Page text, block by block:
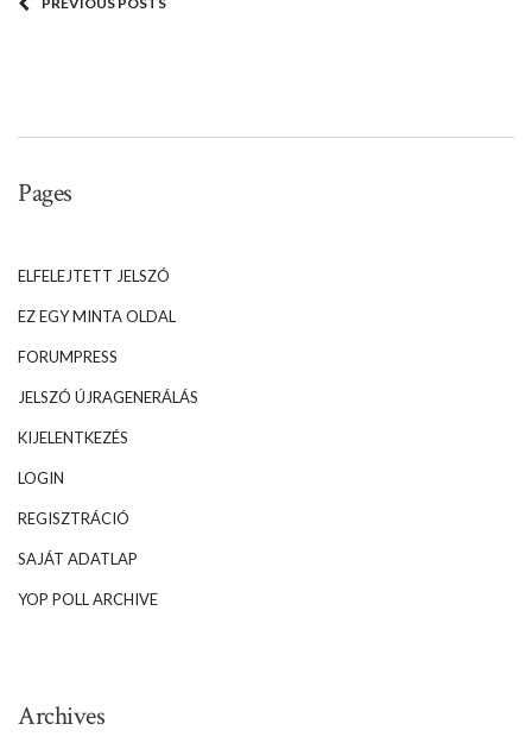
Pages
ELFELEJTETT JELSZÓ
EZ EGY MINTA OLDAL
FORUMPRESS
JELSZÓ ÚJRAGENERÁLÁS
KIJELENTKEZÉS
LOGIN
REGISZTRÁCIÓ
SAJÁT ADATLAP
YOP POLL ARCHIVE
Archives